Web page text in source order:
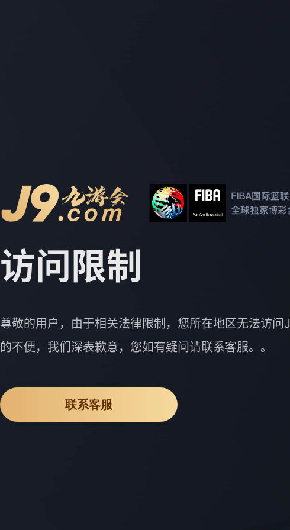
访问限制
尊敬的用户，由于相关法律限制，您所在地区无法访问
的不便，我们深表歉意，您如有疑问请联系客服。。
联系客服